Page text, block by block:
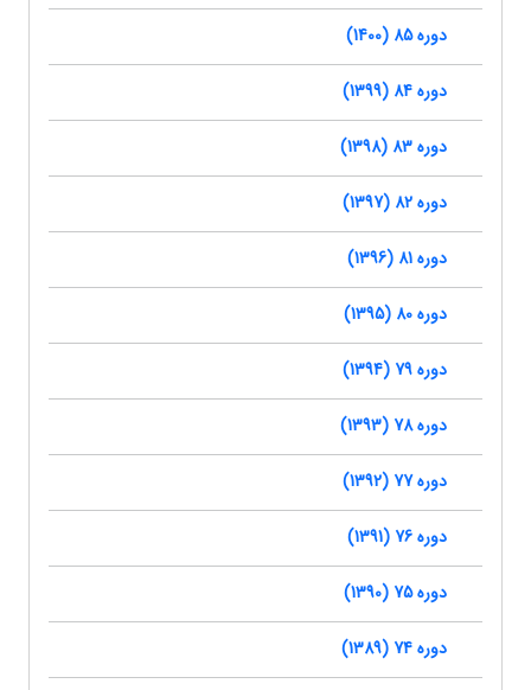
دوره 85 (1400)
دوره 84 (1399)
دوره 83 (1398)
دوره 82 (1397)
دوره 81 (1396)
دوره 80 (1395)
دوره 79 (1394)
دوره 78 (1393)
دوره 77 (1392)
دوره 76 (1391)
دوره 75 (1390)
دوره 74 (1389)